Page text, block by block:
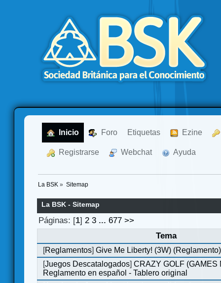
Inicio Foro Etiquetas Ezine
Registrarse Webchat Ayuda
La BSK » Sitemap
La BSK - Sitemap
Páginas: [1]2 3 ...677 >>
Tema
[Reglamentos]Give Me Liberty! (3W) (Reglamento)
[Juegos Descatalogados]CRAZY GOLF (GAMES
Reglamento en español - Tablero original